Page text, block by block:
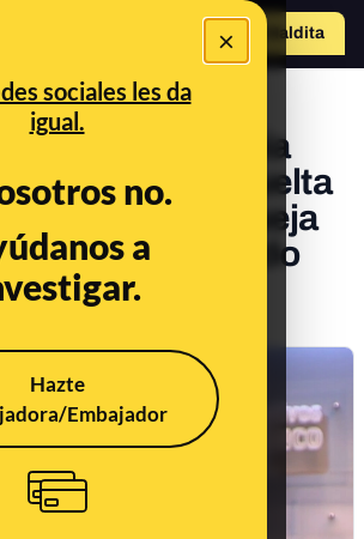
×
sociales les da
igual.
no.
a
Hazte
Embajador
Hazte Maldita
Casado decía
ni a la vuelta
ahora se queja
busque el acuerdo